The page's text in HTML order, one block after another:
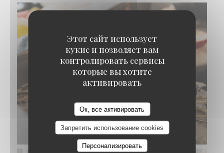
Этот сайт использует
кукис и позволяет вам
контролировать сервисы
которые вы хотите
активировать
Ок, все активировать
Запретить использование cookies
Персонализировать